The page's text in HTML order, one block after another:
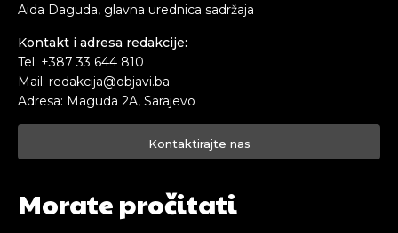
Aida Daguda, glavna urednica sadržaja
Kontakt i adresa redakcije:
Tel: +387 33 644 810
Mail: redakcija@objavi.ba
Adresa: Maguda 2A, Sarajevo
Kontaktirajte nas
Morate pročitati